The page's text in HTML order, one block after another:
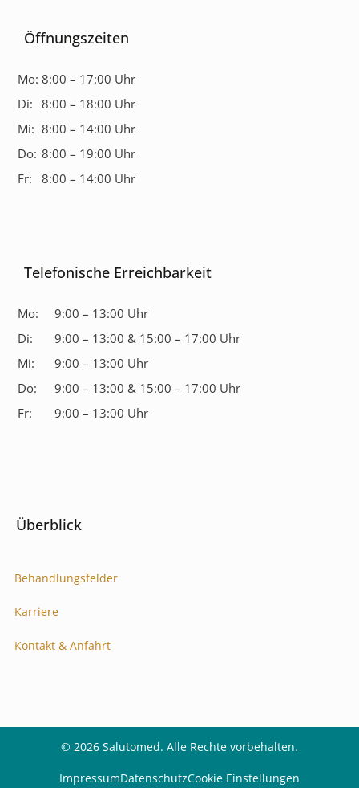
Öffnungszeiten
Mo: 8:00 – 17:00 Uhr
Di: 8:00 – 18:00 Uhr
Mi: 8:00 – 14:00 Uhr
Do: 8:00 – 19:00 Uhr
Fr:
8:00 – 14:00 Uhr
Telefonische Erreichbarkeit
Mo:
9:00 – 13:00 Uhr
Di:
9:00 – 13:00 & 15:00 – 17:00 Uhr
Mi:
9:00 – 13:00 Uhr
Do:
9:00 – 13:00 & 15:00 – 17:00 Uhr
Fr:
9:00 – 13:00 Uhr
Überblick
Behandlungsfelder
Karriere
Kontakt & Anfahrt
© 2026 Salutomed. Alle Rechte vorbehalten.
ImpressumDatenschutzCookie Einstellungen